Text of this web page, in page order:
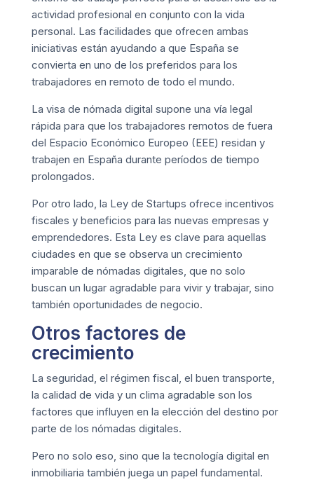
actividad profesional en conjunto con la vida
personal. Las facilidades que ofrecen ambas
iniciativas están ayudando a que España se
convierta en uno de los preferidos para los
trabajadores en remoto de todo el mundo.
La visa de nómada digital supone una vía legal
rápida para que los trabajadores remotos de fuera
del Espacio Económico Europeo (EEE) residan y
trabajen en España durante períodos de tiempo
prolongados.
Por otro lado, la Ley de Startups ofrece incentivos
fiscales y beneficios para las nuevas empresas y
emprendedores. Esta Ley es clave para aquellas
ciudades en que se observa un crecimiento
imparable de nómadas digitales, que no solo
buscan un lugar agradable para vivir y trabajar, sino
también oportunidades de negocio.
Otros factores de
crecimiento
La seguridad, el régimen fiscal, el buen transporte,
la calidad de vida y un clima agradable son los
factores que influyen en la elección del destino por
parte de los nómadas digitales.
Pero no solo eso, sino que la tecnología digital en
inmobiliaria también juega un papel fundamental.